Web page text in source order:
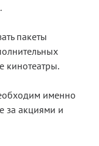
пакеты
кинотеатры.
именно
за акциями и